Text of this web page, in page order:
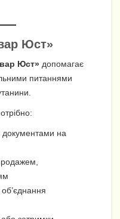
Юст»
Юст» допомагає
питаннями
документами на
об’єднання